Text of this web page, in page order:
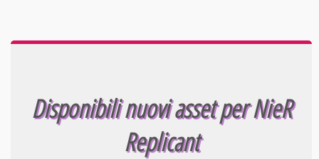
Disponibili nuovi asset per NieR
Replicant